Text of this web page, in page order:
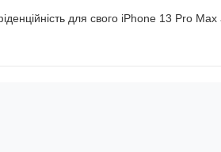
для свого iPhone 13 Pro